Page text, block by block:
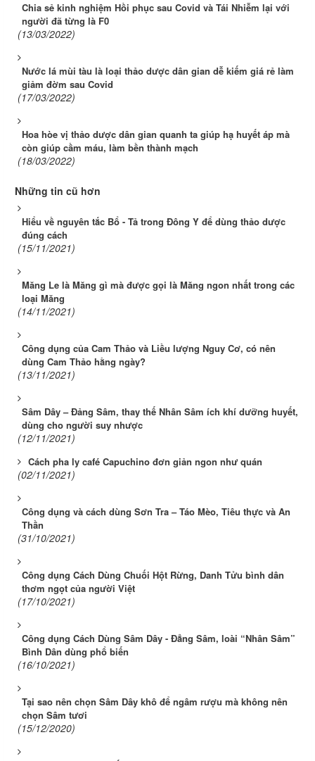
Chia sẻ kinh nghiệm Hồi phục sau Covid và Tái Nhiễm lại với
người đã từng là F0
(13/03/2022)
Nước lá mùi tàu là loại thảo dược dân gian dễ kiếm giá rẻ làm
giảm đờm sau Covid
(17/03/2022)
Hoa hòe vị thảo dược dân gian quanh ta giúp hạ huyết áp mà
còn giúp cầm máu, làm bền thành mạch
(18/03/2022)
Những tin cũ hơn
Hiểu về nguyên tắc Bổ - Tả trong Đông Y để dùng thảo dược
đúng cách
(15/11/2021)
Măng Le là Măng gì mà được gọi là Măng ngon nhất trong các
loại Măng
(14/11/2021)
Công dụng của Cam Thảo và Liều lượng Nguy Cơ, có nên
dùng Cam Thảo hằng ngày?
(13/11/2021)
Sâm Dây – Đảng Sâm, thay thế Nhân Sâm ích khí dưỡng huyết,
dùng cho người suy nhược
(12/11/2021)
Cách pha ly café Capuchino đơn giản ngon như quán
(02/11/2021)
Công dụng và cách dùng Sơn Tra – Táo Mèo, Tiêu thực và An
Thần
(31/10/2021)
Công dụng Cách Dùng Chuối Hột Rừng, Danh Tửu bình dân
thơm ngọt của người Việt
(17/10/2021)
Công dụng Cách Dùng Sâm Dây - Đẳng Sâm, loài “Nhân Sâm”
Bình Dân dùng phổ biến
(16/10/2021)
Tại sao nên chọn Sâm Dây khô để ngâm rượu mà không nên
chọn Sâm tươi
(15/12/2020)